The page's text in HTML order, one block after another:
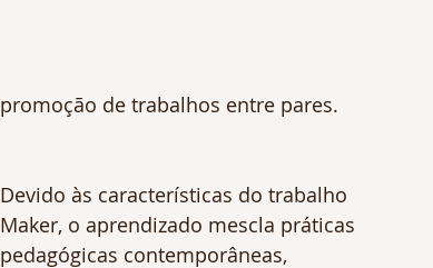
promoção de trabalhos entre pares.
Devido às características do trabalho
Maker, o aprendizado mescla práticas
pedagógicas contemporâneas,